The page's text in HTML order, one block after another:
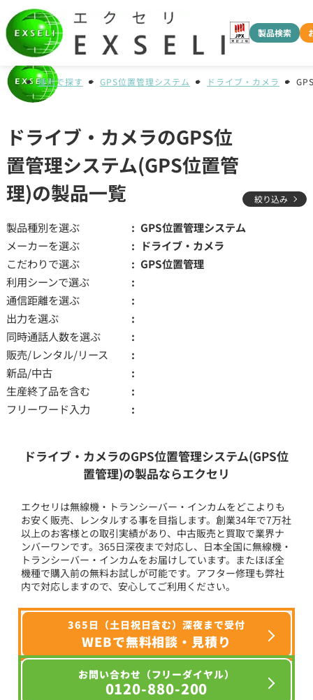
製品検索
種別で探す GPS位置管理システム ドライブ・カメラ
ドライブ・カメラのGPS位
置管理システム(GPS位置管
理)の製品一覧
絞り込み
製品種別を選ぶ
GPS位置管理システム
メーカーを選ぶ
ドライブ・カメラ
こだわりで選ぶ
GPS位置管理
利用シーンで選ぶ
通信距離を選ぶ
出力を選ぶ
同時通話人数を選ぶ
販売/レンタル/リース
新品/中古
生産終了品を含む
フリーワード入力
ドライブ・カメラのGPS位置管理システム(GPS位
置管理)の製品ならエクセリ
エクセリは無線機・トランシーバー・インカムをどこよりも
お安く販売、レンタルする事を目指します。創業34年で7万社
以上のお客様との取引実績があり、中古販売と買取で業界ナ
ンバーワンです。365日深夜まで対応し、日本全国に無線機・
トランシーバー・インカムをお届けしています。またほぼ全
機種で購入前の無料お試しが可能です。アフター修理も弊社
内で対応しますので、安心してご利用ください。
365日（土日祝日含む）深夜まで受付
WEBで無料相談・見積り
お問い合わせ（フリーダイヤル）
0120-880-200